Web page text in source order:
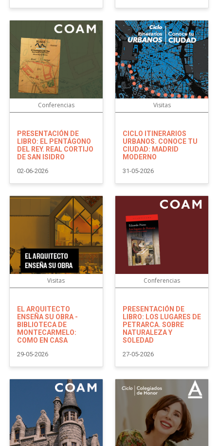
Conferencias
PRESENTACIÓN DE
LIBRO: EL PENTÁGONO
DEL REY. REAL CORTIJO
DE SAN ISIDRO
02-06-2026
Visitas
CICLO ITINERARIOS
URBANOS. CONOCE TU
CIUDAD: MADRID
MODERNO
31-05-2026
Visitas
EL ARQUITECTO
ENSEÑA SU OBRA -
BIBLIOTECA DE
MONTECARMELO:
COMO EN CASA
29-05-2026
Conferencias
PRESENTACIÓN DE
LIBRO: LOS LUGARES DE
PETRARCA. SOBRE
NATURALEZA Y
SOLEDAD
27-05-2026